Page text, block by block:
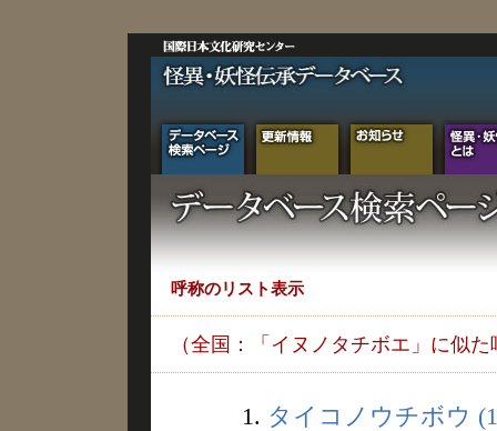
呼称のリスト表示
（全国：「イヌノタチボエ」に似た
1. タイコノウチボウ